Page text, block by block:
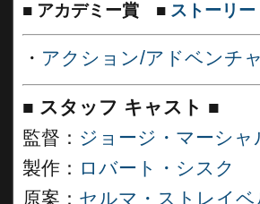
■ アカデミー賞 ■ ストーリー
・ アクション/アドベンチ
■ スタッフ キャスト ■
監督： ジョージ・マーシャ
製作： ロバート・シスク
原案： セルマ・ストレイベ